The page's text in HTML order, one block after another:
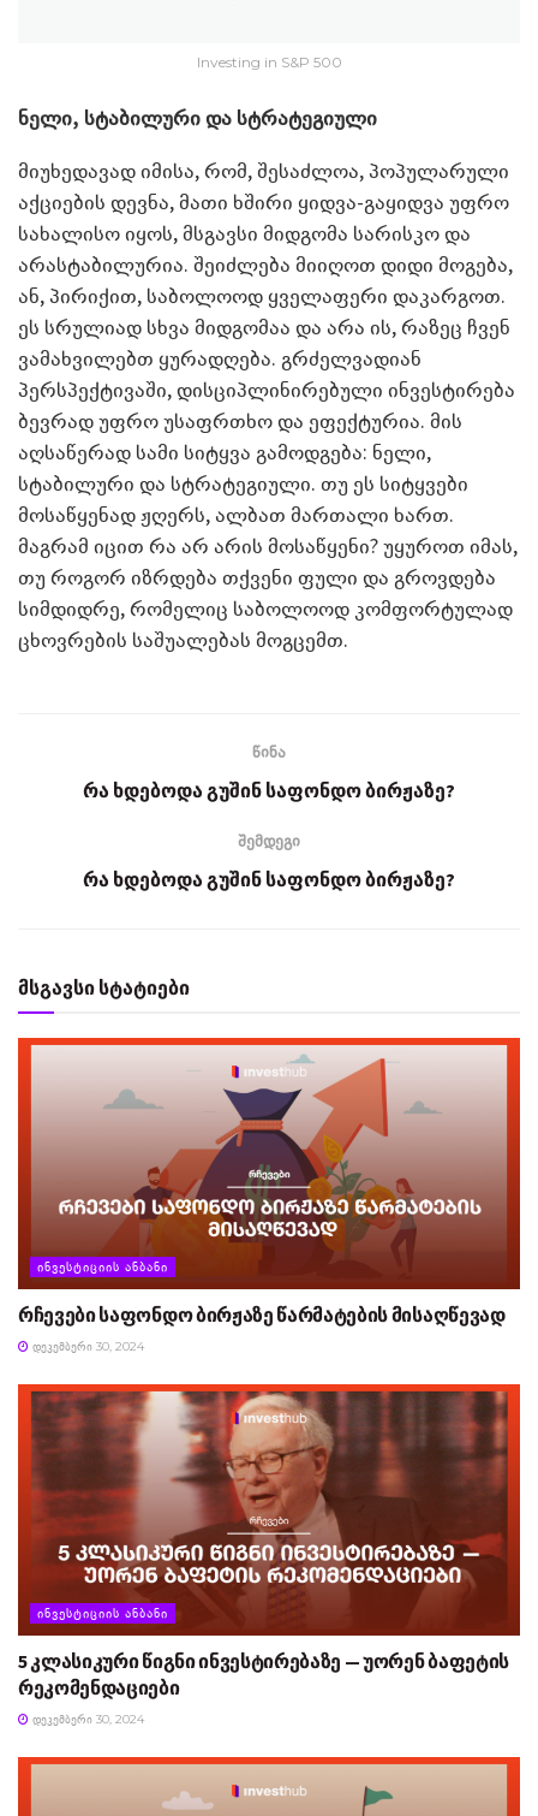
Investing in S&P 500
ნელი, სტაბილური და სტრატეგიული
მიუხედავად იმისა, რომ, შესაძლოა, პოპულარული
აქციების დევნა, მათი ხშირი ყიდვა-გაყიდვა უფრო
სახალისო იყოს, მსგავსი მიდგომა სარისკო და
არასტაბილურია. შეიძლება მიიღოთ დიდი მოგება,
ან, პირიქით, საბოლოოდ ყველაფერი დაკარგოთ.
ეს სრულიად სხვა მიდგომაა და არა ის, რაზეც ჩვენ
ვამახვილებთ ყურადღება. გრძელვადიან
პერსპექტივაში, დისციპლინირებული ინვესტირება
ბევრად უფრო უსაფრთხო და ეფექტურია. მის
აღსაწერად სამი სიტყვა გამოდგება: ნელი,
სტაბილური და სტრატეგიული. თუ ეს სიტყვები
მოსაწყენად ჟღერს, ალბათ მართალი ხართ.
მაგრამ იცით რა არ არის მოსაწყენი? უყუროთ იმას,
თუ როგორ იზრდება თქვენი ფული და გროვდება
სიმდიდრე, რომელიც საბოლოოდ კომფორტულად
ცხოვრების საშუალებას მოგცემთ.
წინა
რა ხდებოდა გუშინ საფონდო ბირჟაზე?
შემდეგი
რა ხდებოდა გუშინ საფონდო ბირჟაზე?
მსგავსი სტატიები
ᲘᲜᲕᲔᲡᲢᲘᲪᲘᲘᲡ ᲐᲜᲑᲐᲜᲘ
რჩევები საფონდო ბირჟაზე წარმატების მისაღწევად
ᲓᲔᲙᲔᲛᲑᲔᲠᲘ 30, 2024
ᲘᲜᲕᲔᲡᲢᲘᲪᲘᲘᲡ ᲐᲜᲑᲐᲜᲘ
5 კლასიკური წიგნი ინვესტირებაზე — უორენ ბაფეტის
რეკომენდაციები
ᲓᲔᲙᲔᲛᲑᲔᲠᲘ 30, 2024